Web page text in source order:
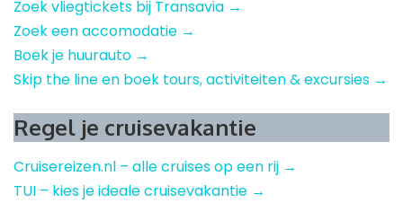
Zoek vliegtickets bij Transavia →
Zoek een accomodatie →
Boek je huurauto →
Skip the line en boek tours, activiteiten & excursies →
Regel je cruisevakantie
Cruisereizen.nl – alle cruises op een rij →
TUI – kies je ideale cruisevakantie →